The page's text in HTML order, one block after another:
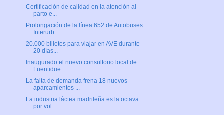
Certificación de calidad en la atención al
parto e...
Prolongación de la línea 652 de Autobuses
Interurb...
20.000 billetes para viajar en AVE durante
20 días...
Inaugurado el nuevo consultorio local de
Fuentidue...
La falta de demanda frena 18 nuevos
aparcamientos ...
La industria láctea madrileña es la octava
por vol...